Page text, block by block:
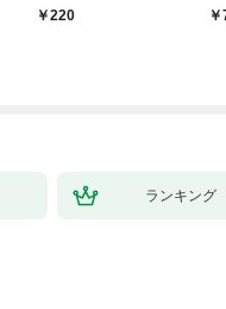
やってます。1
220
ランキング